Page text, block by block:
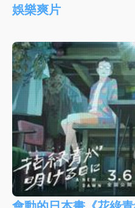
娛樂爽片